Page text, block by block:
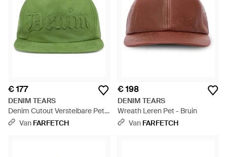
€ 177
DENIM TEARS
Denim Cutout Verstelbare Pet -
Groen
Van FARFETCH
€ 198
DENIM TEARS
Wreath Leren Pet - Bruin
Van FARFETCH